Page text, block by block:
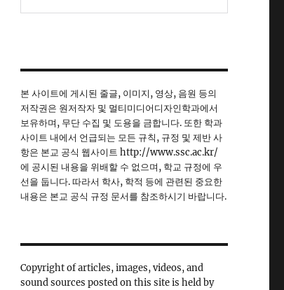
본 사이트에 게시된 줄글, 이미지, 영상, 음원 등의
저작권은 원저작자 및 멀티미디어디자인학과에서
보유하며, 무단 수집 및 도용을 금합니다. 또한 학과
사이트 내에서 언급되는 모든 규칙, 규정 및 제반 사
항은 본교 공식 웹사이트 http://www.ssc.ac.kr/
에 공시된 내용을 위배할 수 없으며, 학교 규정에 우
선을 둡니다. 따라서 학사, 학적 등에 관련된 중요한
내용은 본교 공식 규정 문서를 참조하시기 바랍니다.
Copyright of articles, images, videos, and
sound sources posted on this site is held by